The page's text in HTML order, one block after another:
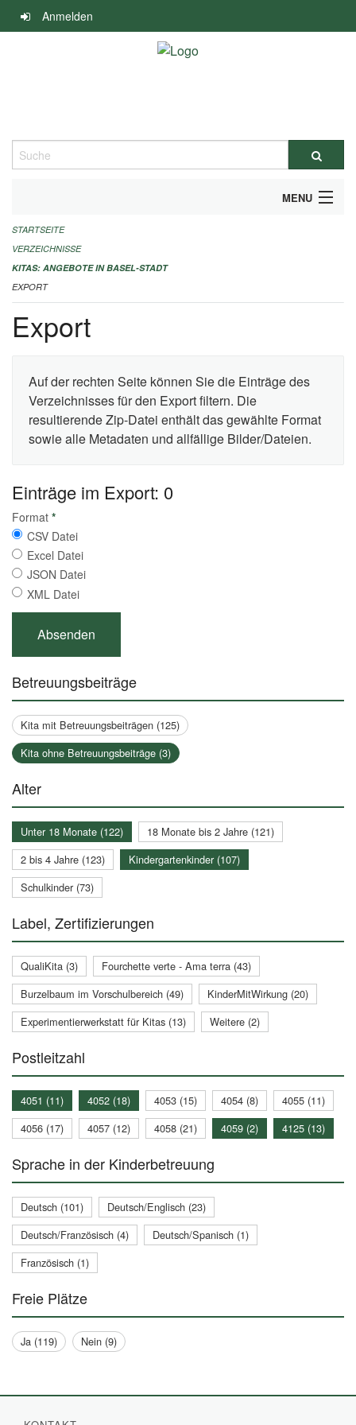
Navigation
überspringen
Anmelden
Suche
MENU
ALLGEMEINE INFORMATIONEN
IMPRESSUM
STARTSEITE
VERZEICHNISSE
KITAS: ANGEBOTE IN BASEL-STADT
EXPORT
Export
Auf der rechten Seite können Sie die Einträge des
Verzeichnisses für den Export filtern. Die
resultierende Zip-Datei enthält das gewählte Format
sowie alle Metadaten und allfällige Bilder/Dateien.
Einträge im Export: 0
Format *
CSV Datei
Excel Datei
JSON Datei
XML Datei
Betreuungsbeiträge
Kita mit Betreuungsbeiträgen (125)
Kita ohne Betreuungsbeiträge (3)
Alter
Unter 18 Monate (122)
18 Monate bis 2 Jahre (121)
2 bis 4 Jahre (123)
Kindergartenkinder (107)
Schulkinder (73)
Label, Zertifizierungen
QualiKita (3)
Fourchette verte - Ama terra (43)
Burzelbaum im Vorschulbereich (49)
KinderMitWirkung (20)
Experimentierwerkstatt für Kitas (13)
Weitere (2)
Postleitzahl
4051 (11) 4052 (18) 4053 (15) 4054 (8)
4055 (11)
4056 (17)
4057 (12) 4058 (21) 4059 (2) 4125 (13)
Sprache in der Kinderbetreuung
Deutsch (101)
Deutsch/Englisch (23)
Deutsch/Französisch (4)
Deutsch/Spanisch (1)
Französisch (1)
Freie Plätze
Ja (119) Nein (9)